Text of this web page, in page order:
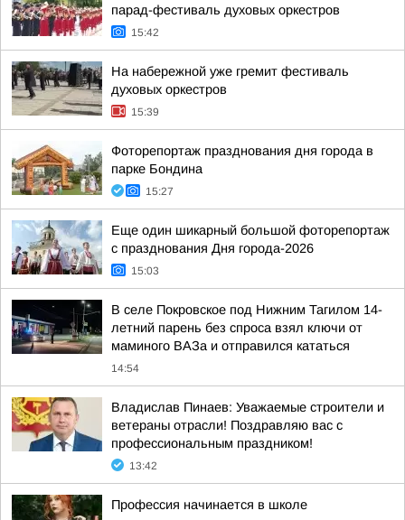
парад-фестиваль духовых оркестров
15:42
На набережной уже гремит фестиваль
духовых оркестров
15:39
Фоторепортаж празднования дня города в
парке Бондина
15:27
Еще один шикарный большой фоторепортаж
с празднования Дня города-2026
15:03
В селе Покровское под Нижним Тагилом 14-
летний парень без спроса взял ключи от
маминого ВАЗа и отправился кататься
14:54
Владислав Пинаев: Уважаемые строители и
ветераны отрасли! Поздравляю вас с
профессиональным праздником!
13:42
Профессия начинается в школе